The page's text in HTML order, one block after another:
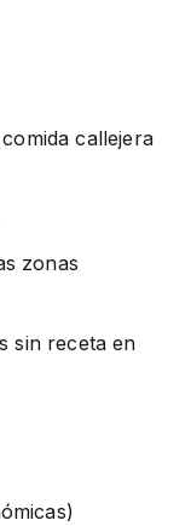
callejera
zonas
sin receta en